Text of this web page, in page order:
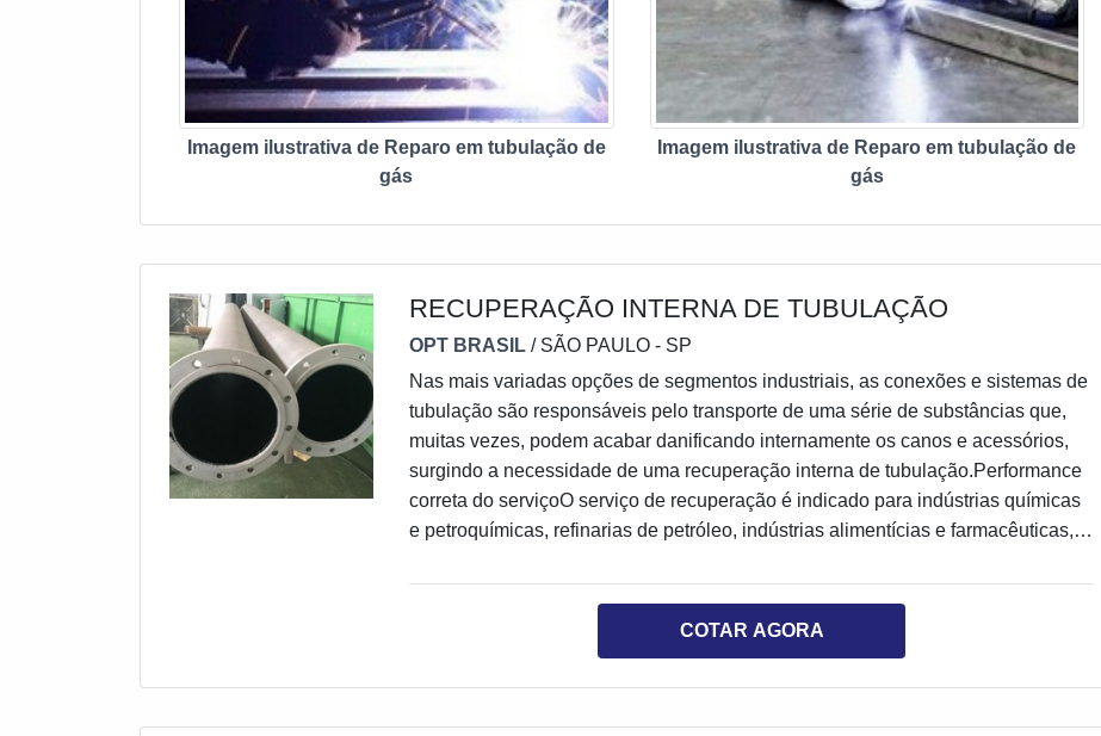
capacitados anualmente com reciclagens e atualizações, garantindo que possam ser
oferecidas soluções eficientes.
Imagem ilustrativa de Reparo em tubulação de
gás
Imagem ilustrativa de Reparo em tubulação de
gás
RECUPERAÇÃO INTERNA DE TUBULAÇÃO
OPT BRASIL/ SÃO PAULO - SP
Nas mais variadas opções de segmentos industriais, as conexões e sistemas de
tubulação são responsáveis pelo transporte de uma série de substâncias que,
muitas vezes, podem acabar danificando internamente os canos e acessórios,
surgindo a necessidade de uma recuperação interna de tubulação.Performance
correta do serviçoO serviço de recuperação é indicado para indústrias químicas
e petroquímicas, refinarias de petróleo, indústrias alimentícias e farmacêuticas,
COTAR AGORA